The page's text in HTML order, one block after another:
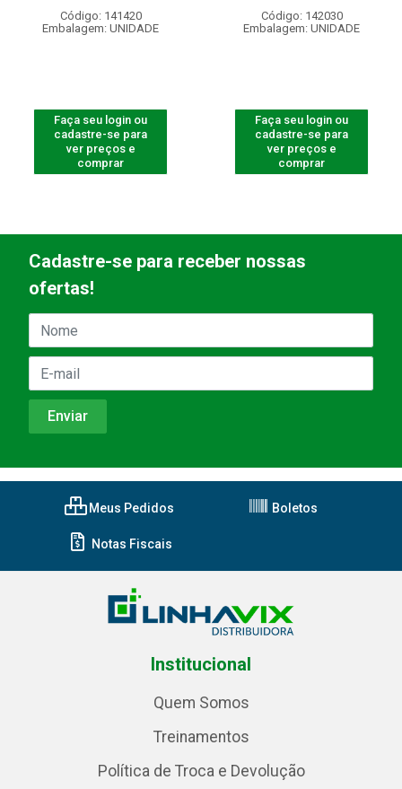
Código: 141420
Embalagem: UNIDADE
Faça seu login ou
cadastre-se para
ver preços e
comprar
Código: 142030
Embalagem: UNIDADE
Faça seu login ou
cadastre-se para
ver preços e
comprar
Cadastre-se para receber nossas
ofertas!
Meus Pedidos Boletos
Notas Fiscais
Institucional
Quem Somos
Treinamentos
Política de Troca e Devolução